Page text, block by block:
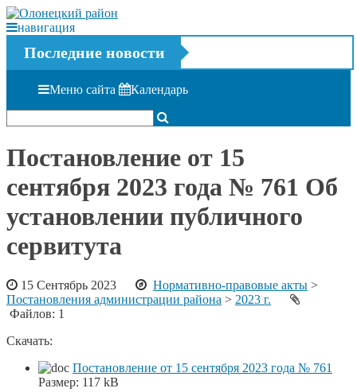
навигация
Последние новости
Меню сайта Календарь
Постановление от 15
сентября 2023 года № 761 Об
установлении публичного
сервитута
15 Сентябрь 2023 Нормативно-правовые акты >
Постановления администрации района > 2023 г.
Файлов: 1
Скачать:
Постановление от 15 сентября 2023 года № 761
Размер: 117 kB